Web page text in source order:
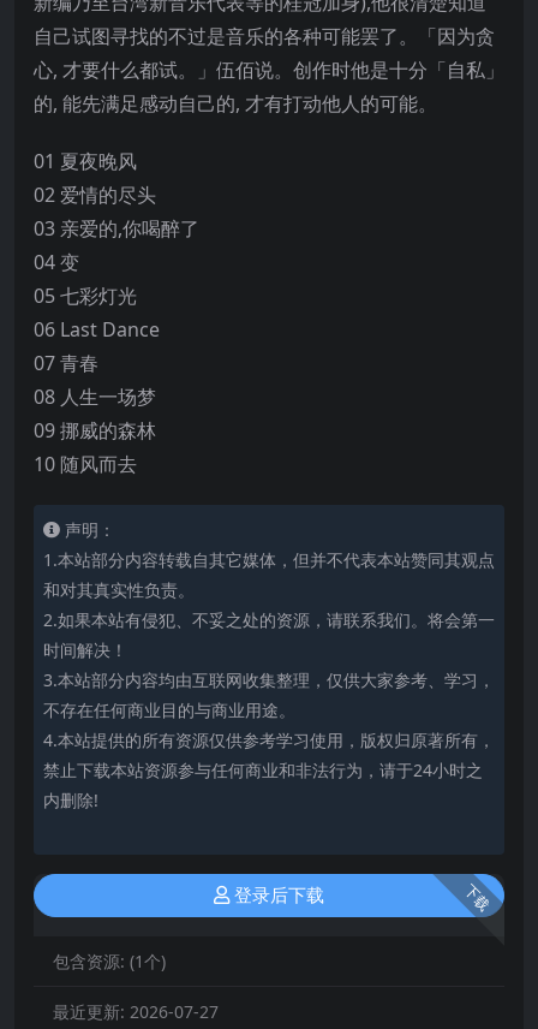
自己试图寻找的不过是音乐的各种可能罢了。「因为贪
心, 才要什么都试。」伍佰说。创作时他是十分「自私」
的, 能先满足感动自己的, 才有打动他人的可能。
01 夏夜晚风
02 爱情的尽头
03 亲爱的,你喝醉了
04 变
05 七彩灯光
06 Last Dance
07 青春
08 人生一场梦
09 挪威的森林
10 随风而去
声明：
1.本站部分内容转载自其它媒体，但并不代表本站赞同其观点
和对其真实性负责。
2.如果本站有侵犯、不妥之处的资源，请联系我们。将会第一
时间解决！
3.本站部分内容均由互联网收集整理，仅供大家参考、学习，
不存在任何商业目的与商业用途。
4.本站提供的所有资源仅供参考学习使用，版权归原著所有，
禁止下载本站资源参与任何商业和非法行为，请于24小时之
内删除!
下载
登录后下载
包含资源: (1个)
最近更新: 2026-07-27